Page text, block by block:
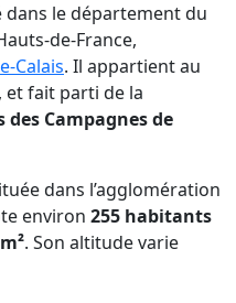
dans le département du
de-France,
Calais. Il appartient au
, et fait parti de la
Campagnes de
dans l’agglomération
environ 255 habitants
. Son altitude varie